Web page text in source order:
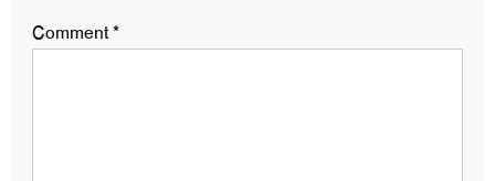
Comment*